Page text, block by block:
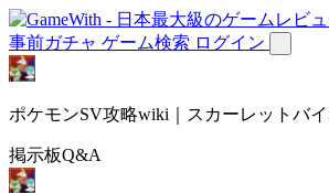
事前ガチャ ゲーム検索 ログイン
ポケモンSV攻略wiki｜スカーレットバイ
掲示板Q&A